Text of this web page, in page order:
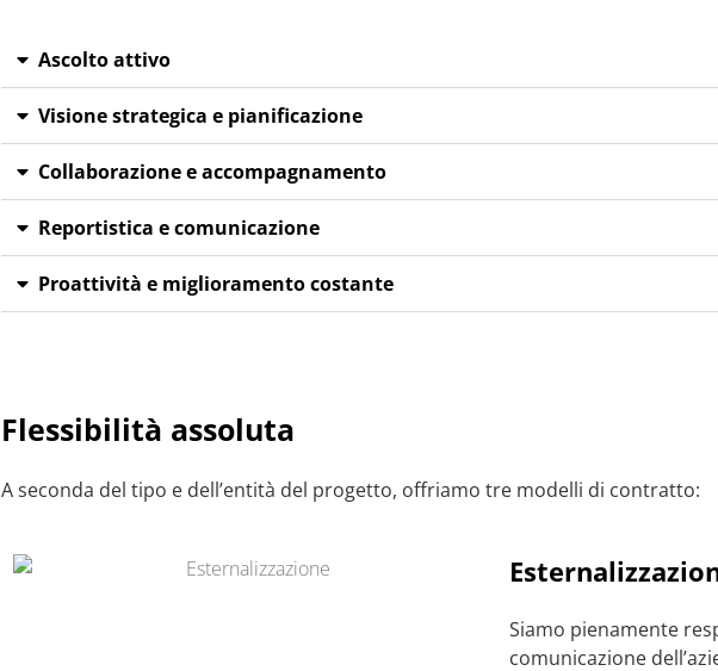
Ascolto attivo
Visione strategica e pianificazione
Collaborazione e accompagnamento
Reportistica e comunicazione
Proattività e miglioramento costante
Flessibilità assoluta
A seconda del tipo e dell’entità del progetto, offriamo tre modelli di contratto:
Siamo pienamente
comunicazione